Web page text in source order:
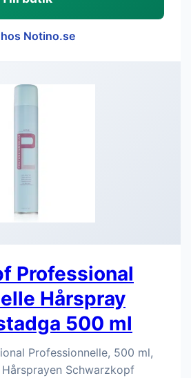
Notino.se
Professional
Hårspray
500 ml
Professionnelle, 500 ml,
Schwarzkopf